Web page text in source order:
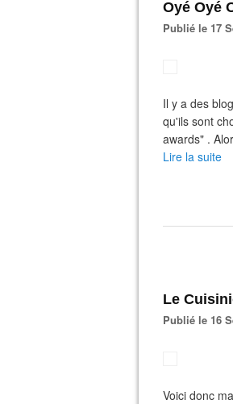
Oyé Oyé
Publié le 17
Il y a des
qu'ils sont
awards" .
Lire la suite
Le
Publié le 16
Voici donc